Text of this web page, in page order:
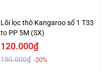
Lõi lọc thô Kangaroo số 1 T33
to PP 5M (SX)
120.000₫
150.000₫ -20%